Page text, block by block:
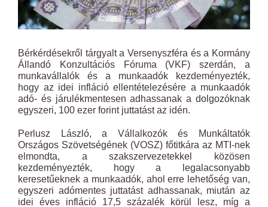
Bérkérdésekről tárgyalt a Versenyszféra és a Kormány
Állandó Konzultációs Fóruma (VKF) szerdán, a
munkavállalók és a munkaadók kezdeményezték,
hogy az idei infláció ellentételezésére a munkaadók
adó- és járulékmentesen adhassanak a dolgozóknak
egyszeri, 100 ezer forint juttatást az idén.
Perlusz László, a Vállalkozók és Munkáltatók
Országos Szövetségének (VOSZ) főtitkára az MTI-nek
elmondta, a szakszervezetekkel közösen
kezdeményezték, hogy a legalacsonyabb
keresetűeknek a munkaadók, ahol erre lehetőség van,
egyszeri adómentes juttatást adhassanak, miután az
idei éves infláció 17,5 százalék körül lesz, míg a